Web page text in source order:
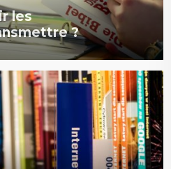
les
?